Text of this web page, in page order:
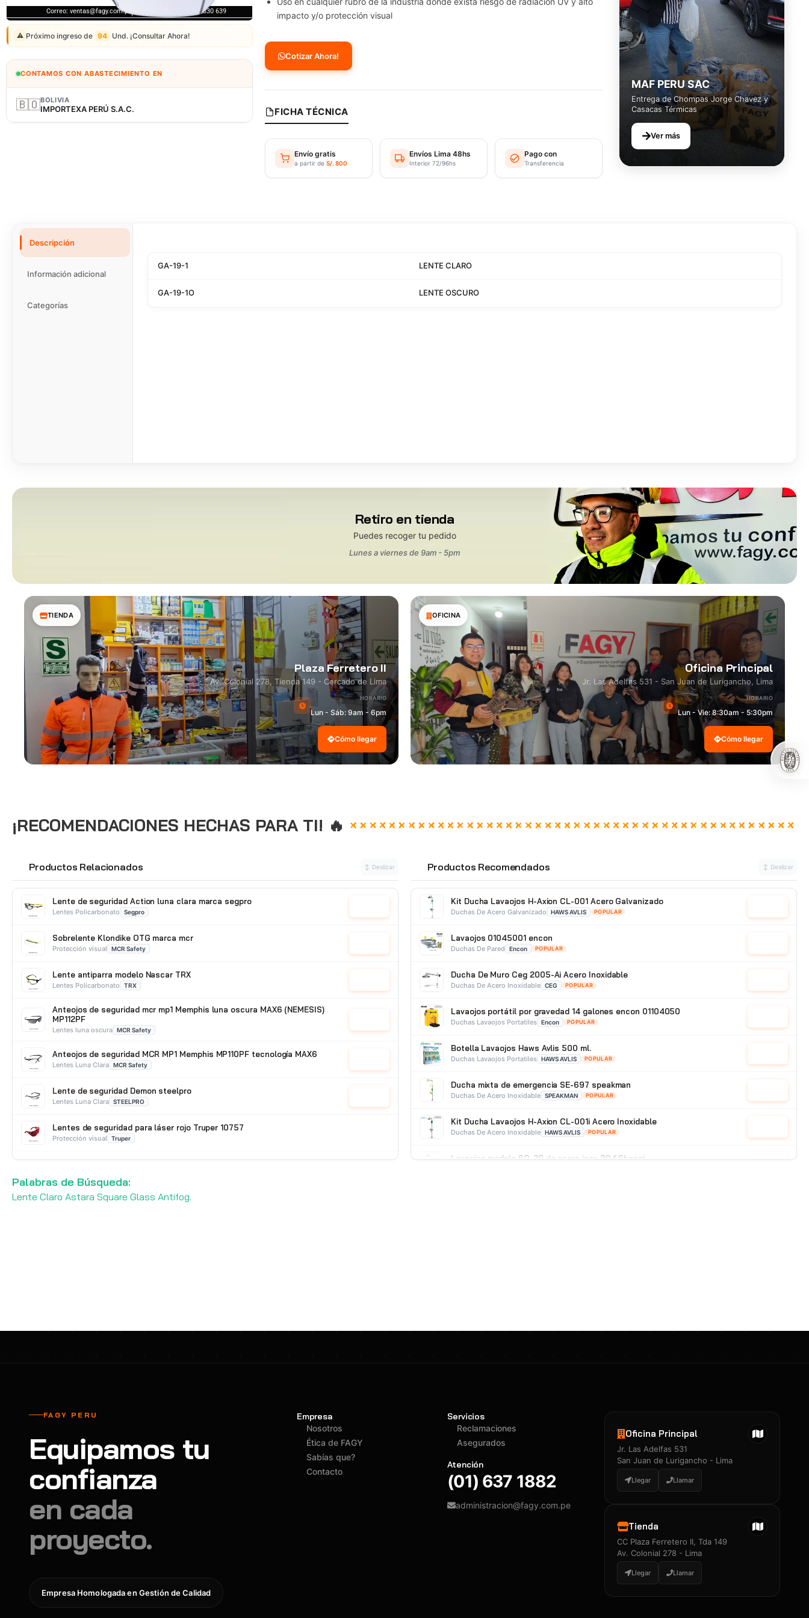
Certificados 3M
Correo: ventas@fagy.com.pe (01) 6371882 - 915 330 639
⚠️ Próximo ingreso de 94 Und. ¡Consultar Ahora!
CONTAMOS CON ABASTECIMIENTO EN
🇧🇴BOLIVIA
IMPORTEXA PERÚ S.A.C.
impacto y/o protección visual
Cotizar Ahora!
FICHA TÉCNICA
Envío gratis
a partir deS/. 800
Envíos Lima 48hs
Interior 72/96hs
Pago con
Transferencia
MAF PERU SAC
Entrega de Chompas Jorge Chavez y
Casacas Térmicas
Ver más
Descripción
Información adicional
Categorías
GA-19-1 LENTE CLARO
GA-19-1O LENTE OSCURO
Retiro en tienda
Puedes recoger tu pedido
Lunes a viernes de 9am - 5pm
TIENDA
Plaza Ferretero II
Av. Colonial 278, Tienda 149 - Cercado de Lima
HORARIO
Lun - Sáb: 9am - 6pm
Cómo llegar
OFICINA
Oficina Principal
Jr. Las Adelfas 531 - San Juan de Lurigancho, Lima
HORARIO
Lun - Vie: 8:30am - 5:30pm
Cómo llegar
¡RECOMENDACIONES HECHAS PARA TI! 🔥
Productos Relacionados ↕ Deslizar
Lente de seguridad Action luna clara marca segpro
Lentes Policarbonato Segpro
Sobrelente Klondike OTG marca mcr
Protección visual MCR Safety
Lente antiparra modelo Nascar TRX
Lentes Policarbonato TRX
Anteojos de seguridad mcr mp1 Memphis luna oscura MAX6 (NEMESIS)
MP112PF
Lentes luna oscura MCR Safety
Anteojos de seguridad MCR MP1 Memphis MP110PF tecnología MAX6
Lentes Luna Clara MCR Safety
Lente de seguridad Demon steelpro
Lentes Luna Clara STEELPRO
Lentes de seguridad para láser rojo Truper 10757
Protección visual Truper
Productos Recomendados ↕ Deslizar
Kit Ducha Lavaojos H-Axion CL-001 Acero Galvanizado
Duchas De Acero Galvanizado HAWS AVLIS POPULAR
Lavaojos 01045001 encon
Duchas De Pared Encon POPULAR
Ducha De Muro Ceg 2005-Ai Acero Inoxidable
Duchas De Acero Inoxidable CEG POPULAR
Lavaojos portátil por gravedad 14 galones encon 01104050
Duchas Lavaojos Portatiles Encon POPULAR
Botella Lavaojos Haws Avlis 500 ml.
Duchas Lavaojos Portatiles HAWS AVLIS POPULAR
Ducha mixta de emergencia SE-697 speakman
Duchas De Acero Inoxidable SPEAKMAN POPULAR
Kit Ducha Lavaojos H-Axion CL-001i Acero Inoxidable
Duchas De Acero Inoxidable HAWS AVLIS POPULAR
Lavaojos modelo SQ-20 de acero inox 304 Shenqi
Palabras de Búsqueda:
Lente Claro Astara Square Glass Antifog.
FAGY PERU
Equipamos tu
confianza
en cada
proyecto.
Empresa Homologada en Gestión de Calidad
Empresa
Nosotros
Ética de FAGY
Sabías que?
Contacto
Servicios
Reclamaciones
Asegurados
Atención
(01) 637 1882
administracion@fagy.com.pe
Oficina Principal
Jr. Las Adelfas 531
San Juan de Lurigancho - Lima
Llegar Llamar
Tienda
CC Plaza Ferretero II, Tda 149
Av. Colonial 278 - Lima
Llegar Llamar